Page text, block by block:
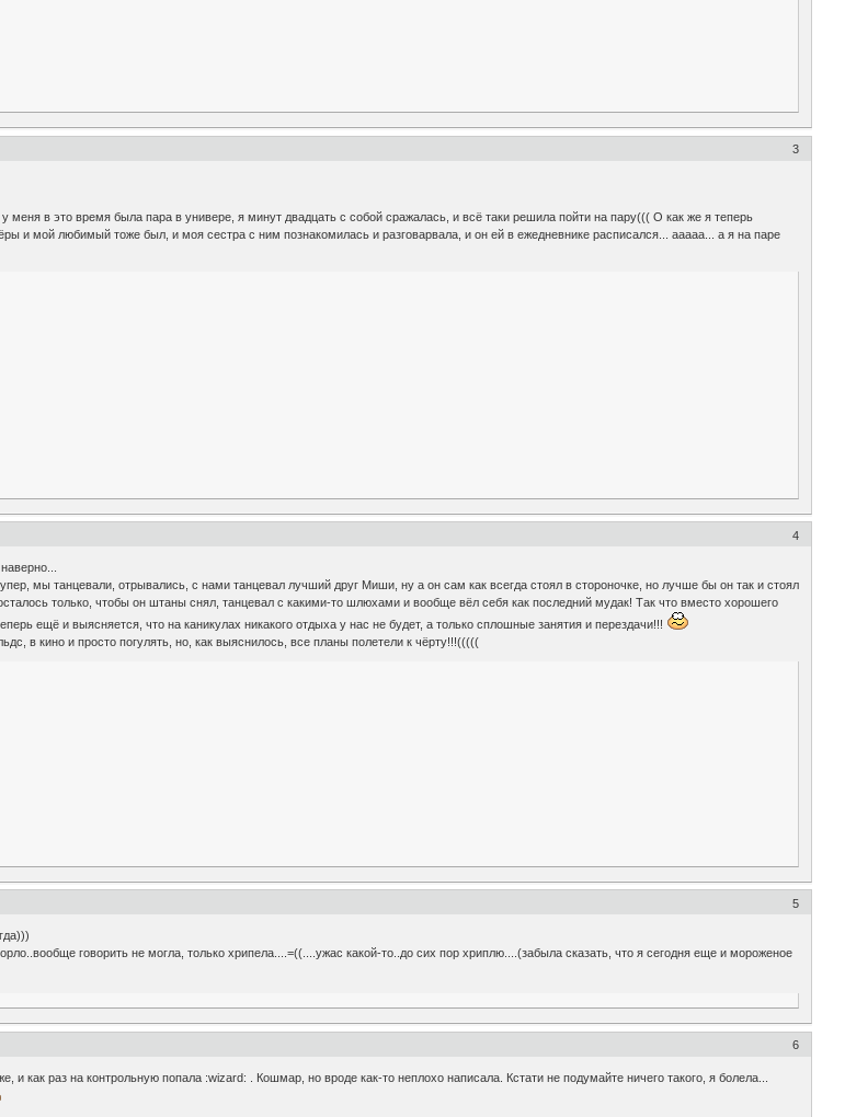
3
меня в это время была пара в универе, я минут двадцать с собой сражалась, и всё таки решила пойти на пару((( О как же я теперь
и мой любимый тоже был, и моя сестра с ним познакомилась и разговарвала, и он ей в ежедневнике расписался... ааааа... а я на паре
4
мы танцевали, отрывались, с нами танцевал лучший друг Миши, ну а он сам как всегда стоял в стороночке, но лучше бы он так и стоял
только, чтобы он штаны снял, танцевал с какими-то шлюхами и вообще вёл себя как последний мудак! Так что вместо хорошего
ещё и выясняется, что на каникулах никакого отдыха у нас не будет, а только сплошные занятия и перездачи!!!
в кино и просто погулять, но, как выяснилось, все планы полетели к чёрту!!!(((((
5
говорить не могла, только хрипела....=((....ужас какой-то..до сих пор хриплю....(забыла сказать, что я сегодня еще и мороженое
6
как раз на контрольную попала :wizard: . Кошмар, но вроде как-то неплохо написала. Кстати не подумайте ничего такого, я болела...